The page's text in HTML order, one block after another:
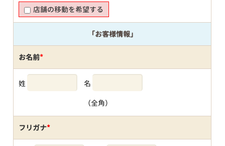
店舗の移動を希望する
「お客様情報」
お名前*
姓 名
（全角）
フリガナ*